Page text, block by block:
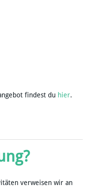
findest du hier.
verweisen wir an